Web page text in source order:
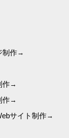
制作
作
作
サイト制作